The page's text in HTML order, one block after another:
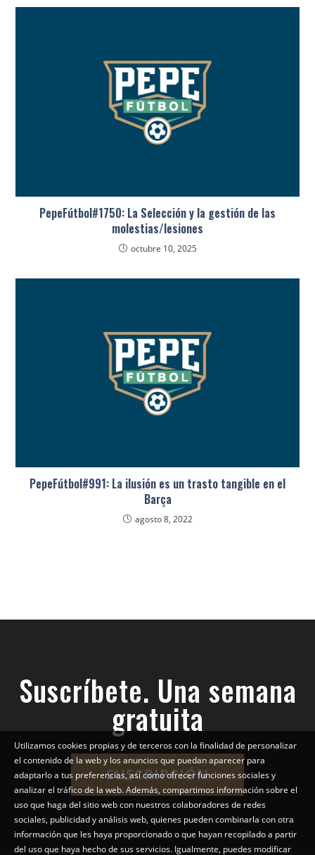
PepeFútbol#1750: La Selección y la gestión de las
molestias/lesiones
octubre 10, 2025
PepeFútbol#991: La ilusión es un trasto tangible en el
Barça
agosto 8, 2022
Suscríbete. Una semana
gratuita
SUSCRIPCIÓN
Utilizamos cookies propias y de terceros con la finalidad de personalizar
el contenido de la web y los anuncios que puedan aparecer para
adaptarlo a tus preferencias, así como ofrecer funciones sociales y
analizar el tráfico de la web. Además, compartimos información sobre el
uso que haga del sitio web con nuestros colaboradores de redes
sociales, publicidad y análisis web, quienes pueden combinarla con otra
información que les haya proporcionado o que hayan recopilado a partir
del uso que haya hecho de sus servicios. Igualmente, puedes modificar